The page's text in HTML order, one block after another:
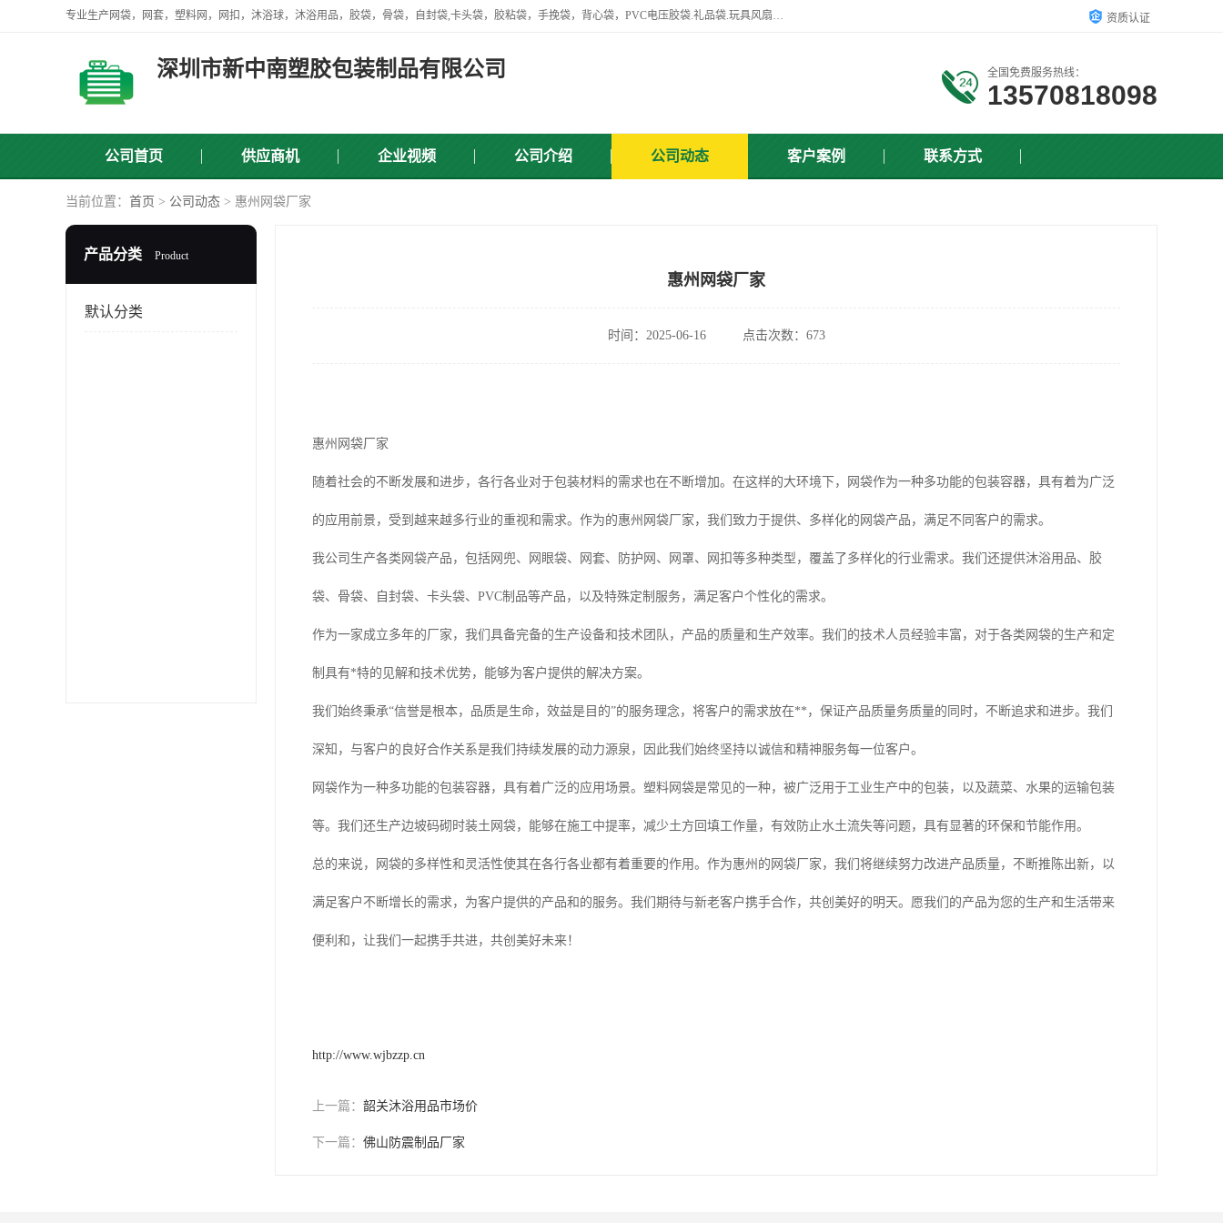
专业生产网袋，网套，塑料网，网扣，沐浴球，沐浴用品，胶袋，骨袋，自封袋,卡头袋，胶粘袋，手挽袋，背心袋，PVC电压胶袋.礼品袋.玩具风扇叶，屏蔽袋,等产品. 资质认证
深圳市新中南塑胶包装制品有限公司 全国免费服务热线：
13570818098
公司首页 供应商机 企业视频 公司介绍 公司动态 客户案例 联系方式
当前位置： 首页 > 公司动态 > 惠州网袋厂家
产品分类 Product
默认分类
惠州网袋厂家
时间：2025-06-16 点击次数：673
惠州网袋厂家
随着社会的不断发展和进步，各行各业对于包装材料的需求也在不断增加。在这样的大环境下，网袋作为一种多功能的包装容器，具有着为广泛
的应用前景，受到越来越多行业的重视和需求。作为的惠州网袋厂家，我们致力于提供、多样化的网袋产品，满足不同客户的需求。
我公司生产各类网袋产品，包括网兜、网眼袋、网套、防护网、网罩、网扣等多种类型，覆盖了多样化的行业需求。我们还提供沐浴用品、胶
袋、骨袋、自封袋、卡头袋、PVC制品等产品，以及特殊定制服务，满足客户个性化的需求。
作为一家成立多年的厂家，我们具备完备的生产设备和技术团队，产品的质量和生产效率。我们的技术人员经验丰富，对于各类网袋的生产和定
制具有*特的见解和技术优势，能够为客户提供的解决方案。
我们始终秉承“信誉是根本，品质是生命，效益是目的”的服务理念，将客户的需求放在**，保证产品质量务质量的同时，不断追求和进步。我们
深知，与客户的良好合作关系是我们持续发展的动力源泉，因此我们始终坚持以诚信和精神服务每一位客户。
网袋作为一种多功能的包装容器，具有着广泛的应用场景。塑料网袋是常见的一种，被广泛用于工业生产中的包装，以及蔬菜、水果的运输包装
等。我们还生产边坡码砌时装土网袋，能够在施工中提率，减少土方回填工作量，有效防止水土流失等问题，具有显著的环保和节能作用。
总的来说，网袋的多样性和灵活性使其在各行各业都有着重要的作用。作为惠州的网袋厂家，我们将继续努力改进产品质量，不断推陈出新，以
满足客户不断增长的需求，为客户提供的产品和的服务。我们期待与新老客户携手合作，共创美好的明天。愿我们的产品为您的生产和生活带来
便利和，让我们一起携手共进，共创美好未来！
http://www.wjbzzp.cn
上一篇： 韶关沐浴用品市场价
下一篇： 佛山防震制品厂家